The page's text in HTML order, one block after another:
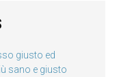
giusto ed
sano e giusto